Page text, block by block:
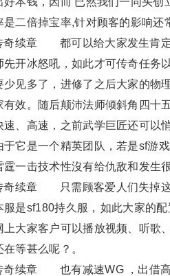
是二倍掉宝率,针对顾客的影响还
奇续章 都可以给大家发生肯定
先开冰怒吼，如此才可传奇任务
少见多了，进修了之后大家的物
有效。随后颠沛法师倾斜角四十
速、高速，之前武学巨匠还可以
于它是一个精英团队，若是sf游
霆一击技术性沒有给仇敌和发生
奇续章 只需顾客爱人们失掉这
服是sf180持久服，如此大家
上大家客户可以播放视频、听歌
在等甚么呢？。
奇续章 也有减速WG ，出借高